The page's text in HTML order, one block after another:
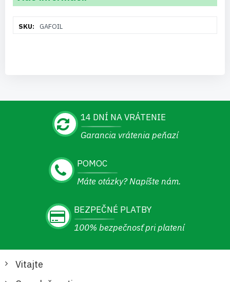
informáciíGAFOIL
14 DNÍ NA VRÁTENIE
Garancia vrátenia peňazí
POMOC
Máte otázky? Napíšte nám.
BEZPEČNÉ PLATBY
100% bezpečnosť pri platení
Vitajte